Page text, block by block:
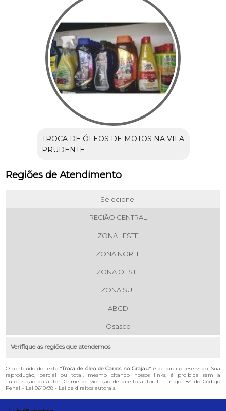
TROCA DE ÓLEOS DE MOTOS NA VILA
PRUDENTE
Regiões de Atendimento
Selecione:
REGIÃO CENTRAL
ZONA LESTE
ZONA NORTE
ZONA OESTE
ZONA SUL
ABCD
Osasco
Verifique as regiões que atendemos
O conteúdo do texto "Troca de óleo de Carros no Grajau" é de direito reservado. Sua
reprodução, parcial ou total, mesmo citando nossos links, é proibida sem a
autorização do autor. Crime de violação de direito autoral – artigo 184 do Código
Penal – Lei 9610/98 - Lei de direitos autorais.